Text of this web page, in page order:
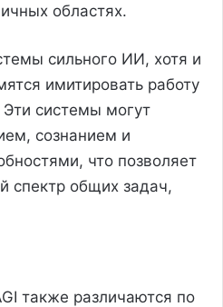
областях.
сильного ИИ, хотя и
имитировать работу
Эти системы могут
сознанием и
что позволяет
спектр общих задач,
также различаются по